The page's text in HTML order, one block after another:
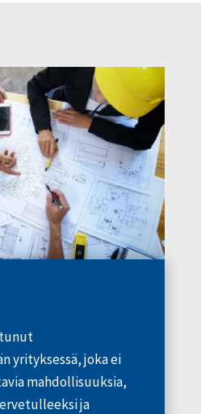
yrityksessä, joka ei
mahdollisuuksia,
ja